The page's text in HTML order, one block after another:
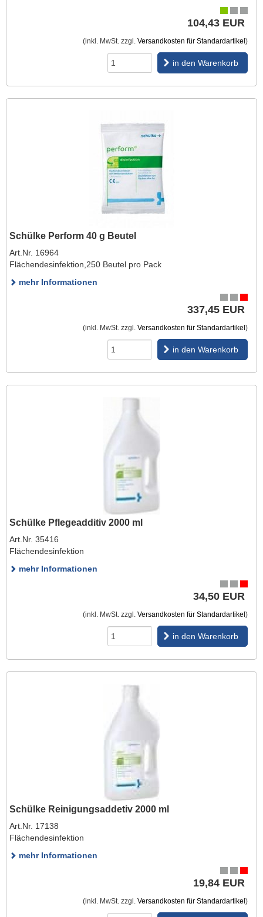
104,43 EUR
(inkl. MwSt. zzgl. Versandkosten für Standardartikel )
in den Warenkorb
Schülke Perform 40 g Beutel
Art.Nr. 16964
Flächendesinfektion,250 Beutel pro Pack
mehr Informationen
337,45 EUR
(inkl. MwSt. zzgl. Versandkosten für Standardartikel )
in den Warenkorb
Schülke Pflegeadditiv 2000 ml
Art.Nr. 35416
Flächendesinfektion
mehr Informationen
34,50 EUR
(inkl. MwSt. zzgl. Versandkosten für Standardartikel )
in den Warenkorb
Schülke Reinigungsaddetiv 2000 ml
Art.Nr. 17138
Flächendesinfektion
mehr Informationen
19,84 EUR
(inkl. MwSt. zzgl. Versandkosten für Standardartikel )